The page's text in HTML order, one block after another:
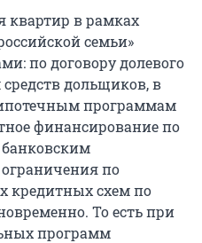
квартир в рамках
семьи»
по договору долевого
дольщиков, в
программам
финансирование по
по
кредитных схем по
То есть при
программ